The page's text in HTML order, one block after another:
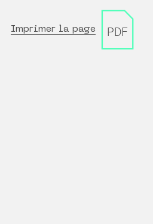
Imprimer la page PDF